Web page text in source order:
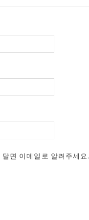
면 이메일로 알려주세요.